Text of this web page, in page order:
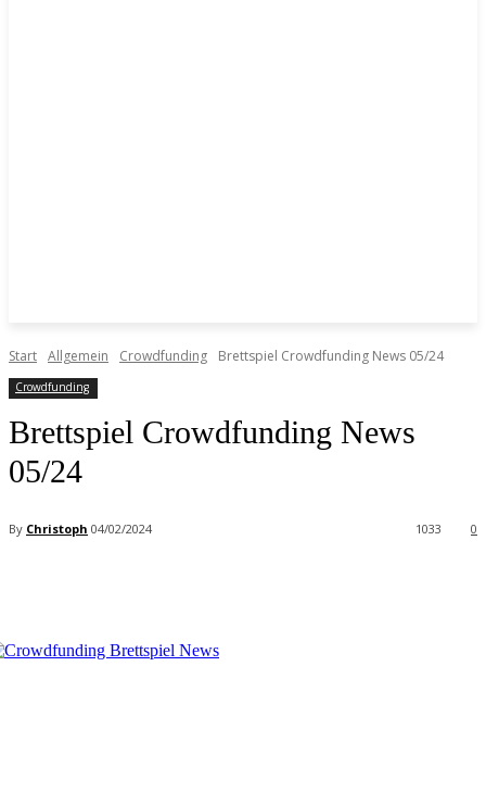
Start Allgemein Crowdfunding Brettspiel Crowdfunding News 05/24
Crowdfunding
Brettspiel Crowdfunding News
05/24
By Christoph 04/02/2024 0
1033